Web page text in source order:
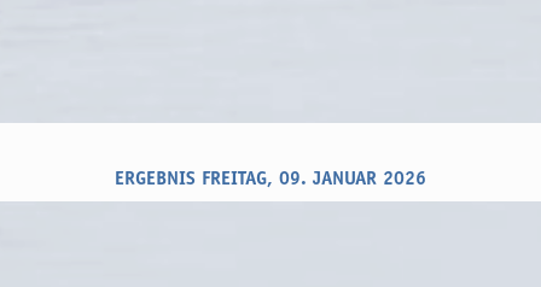
ERGEBNIS FREITAG, 09. JANUAR 2026